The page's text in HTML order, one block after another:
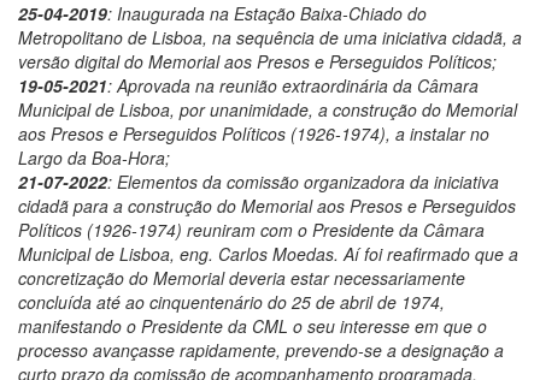
25-04-2019: Inaugurada na Estação Baixa-Chiado do
Metropolitano de Lisboa, na sequência de uma iniciativa cidadã, a
versão digital do Memorial aos Presos e Perseguidos Políticos;
19-05-2021: Aprovada na reunião extraordinária da Câmara
Municipal de Lisboa, por unanimidade, a construção do Memorial
aos Presos e Perseguidos Políticos (1926-1974), a instalar no
Largo da Boa-Hora;
21-07-2022: Elementos da comissão organizadora da iniciativa
cidadã para a construção do Memorial aos Presos e Perseguidos
Políticos (1926-1974) reuniram com o Presidente da Câmara
Municipal de Lisboa, eng. Carlos Moedas. Aí foi reafirmado que a
concretização do Memorial deveria estar necessariamente
concluída até ao cinquentenário do 25 de abril de 1974,
manifestando o Presidente da CML o seu interesse em que o
processo avançasse rapidamente, prevendo-se a designação a
curto prazo da comissão de acompanhamento programada.